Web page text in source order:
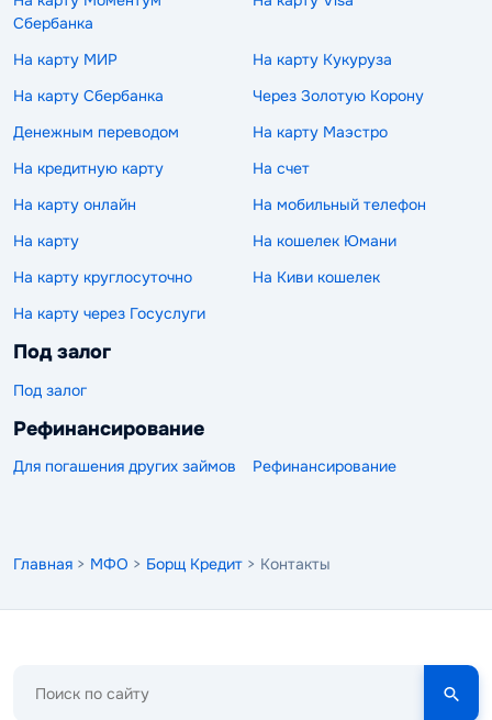
Сбербанка
На карту МИР
На карту Кукуруза
На карту Сбербанка
Через Золотую Корону
Денежным переводом
На карту Маэстро
На кредитную карту
На счет
На карту онлайн
На мобильный телефон
На карту
На кошелек Юмани
На карту круглосуточно
На Киви кошелек
На карту через Госуслуги
Под залог
Под залог
Рефинансирование
Для погашения других займов Рефинансирование
Главная > МФО > Борщ Кредит > Контакты